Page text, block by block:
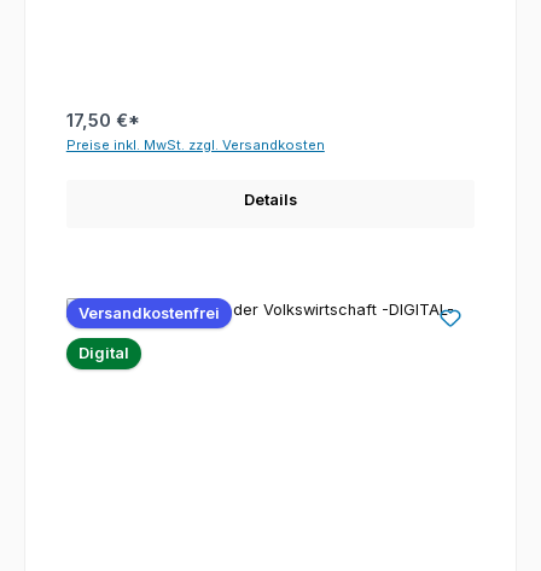
17,50 €*
Preise inkl. MwSt. zzgl. Versandkosten
Details
Versandkostenfrei
Digital